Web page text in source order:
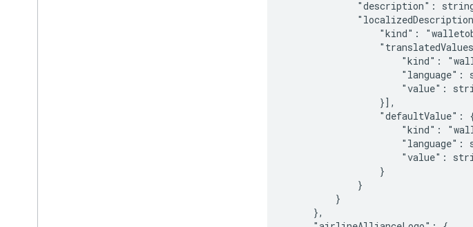
"description":
"kind":
"kind":
"language":
"value":
                        }],
"defaultValue":
"kind":
"language":
"value":
                        }
                    }
                }
            },